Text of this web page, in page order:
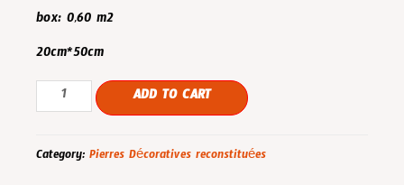
box: 0,60 m2
20cm*50cm
canyon
marron ADD TO CART
Category: Pierres Décoratives reconstituées